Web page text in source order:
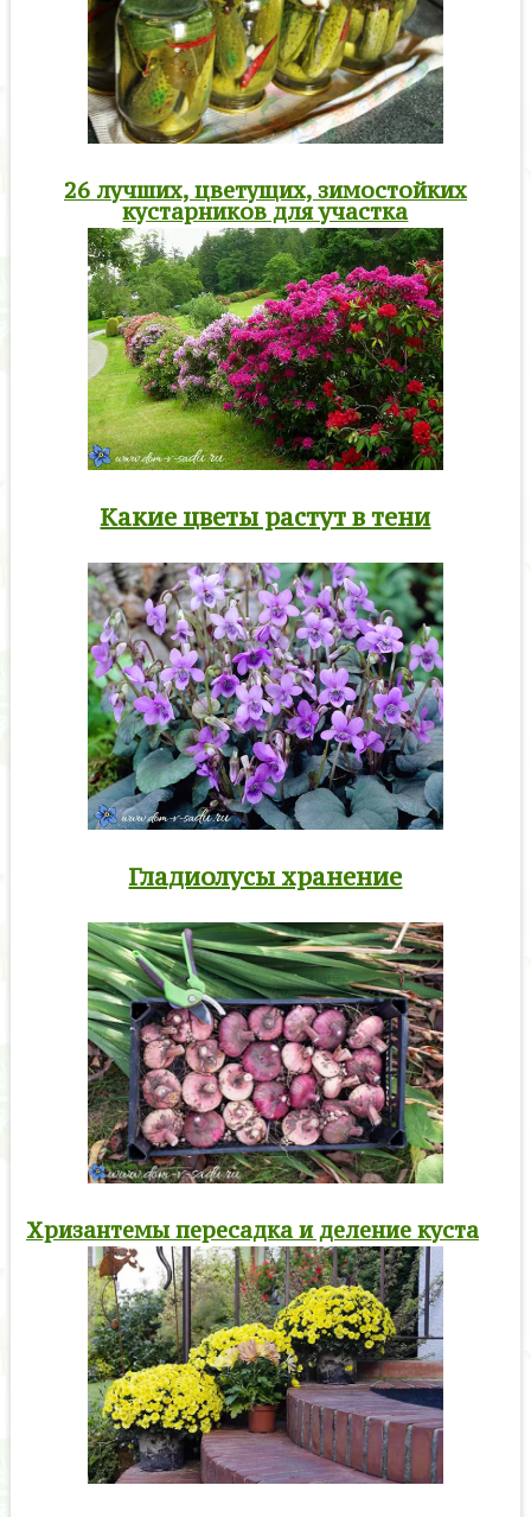
26 лучших, цветущих, зимостойких
кустарников для участка
Какие цветы растут в тени
Гладиолусы хранение
Хризантемы пересадка и деление куста